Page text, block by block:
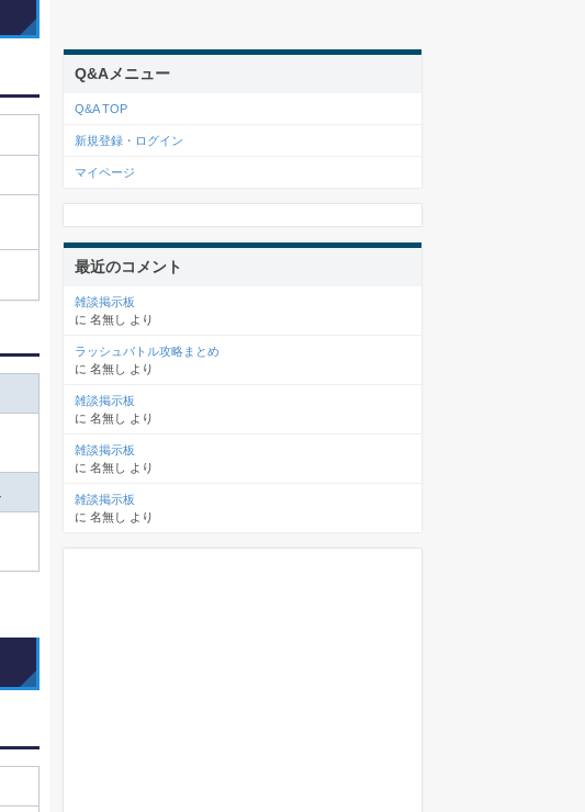
Q&Aメニュー
Q&A TOP
新規登録・ログイン
マイページ
最近のコメント
雑談掲示板
に 名無し より
ラッシュバトル攻略まとめ
に 名無し より
雑談掲示板
に 名無し より
雑談掲示板
に 名無し より
雑談掲示板
に 名無し より